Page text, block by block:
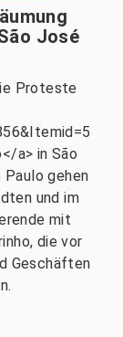
José
Proteste
a> in São
gehen
und im
mit
die vor
Geschäften